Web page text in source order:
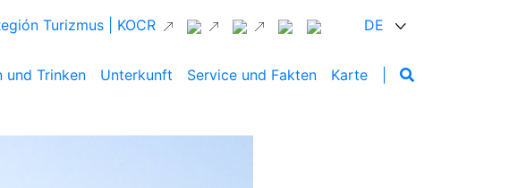
Turizmus | KOCR DE
und Trinken Unterkunft Service und Fakten Karte